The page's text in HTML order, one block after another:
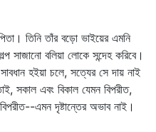
তিনি তাঁর বড়ো ভাইয়ের এমনি
সাজানো বলিয়া লোকে সন্দেহ করিবে।
হইয়া চলে, সত্যের সে দায় নাই
সকাল এবং বিকাল যেমন বিপরীত,
এমন দৃষ্টান্তের অভাব নাই।